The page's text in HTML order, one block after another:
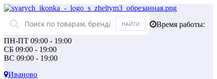
Время работы:
ПН-ПТ 09:00 - 19:00
СБ 09:00 - 19:00
ВС 09:00 - 19:00
Иваново